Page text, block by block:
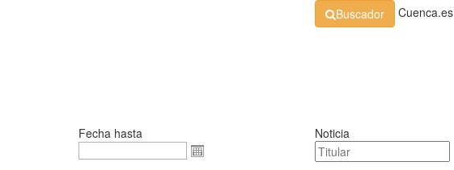
Buscador Cuenca.es
Fecha hasta
Noticia